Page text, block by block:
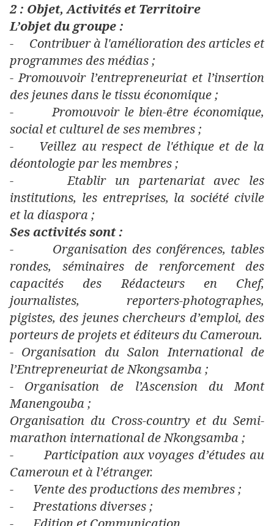
2 : Objet, Activités et Territoire
L’objet du groupe :
- Contribuer à l'amélioration des articles et
programmes des médias ;
- Promouvoir l’entrepreneuriat et l’insertion
des jeunes dans le tissu économique ;
-
Promouvoir le bien-être économique,
social et culturel de ses membres ;
- Veillez au respect de l'éthique et de la
déontologie par les membres ;
- Etablir un partenariat avec les
institutions, les entreprises, la société civile
et la diaspora ;
Ses activités sont :
-
Organisation des conférences, tables
rondes, séminaires de renforcement des
capacités des Rédacteurs en Chef,
journalistes, reporters-photographes,
pigistes, des jeunes chercheurs d’emploi, des
porteurs de projets et éditeurs du Cameroun.
- Organisation du Salon International de
l’Entrepreneuriat de Nkongsamba ;
- Organisation de l’Ascension du Mont
Manengouba ;
Organisation du Cross-country et du Semi-
marathon international de Nkongsamba ;
-
Participation aux voyages d’études au
Cameroun et à l’étranger.
-
Vente des productions des membres ;
-
Prestations diverses ;